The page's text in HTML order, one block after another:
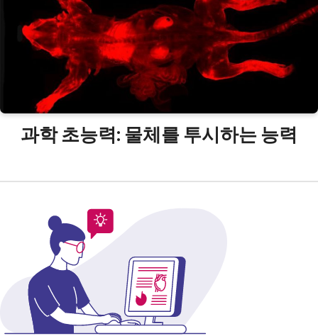
과학 초능력: 물체를 투시하는 능력